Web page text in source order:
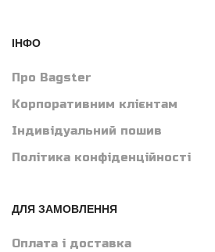
ІНФО
Про Bagster
Корпоративним клієнтам
Індивідуальний пошив
Політика конфіденційності
ДЛЯ ЗАМОВЛЕННЯ
Оплата і доставка